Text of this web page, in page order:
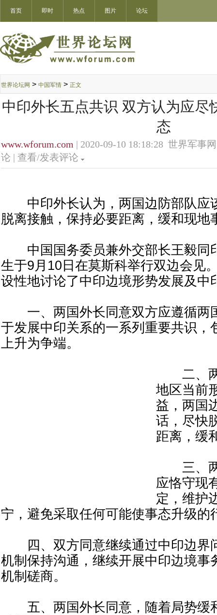
首页 即时 热点 图片 论坛
世界论坛网 > 中国军情 > 正文
中印外长五点共识 双方认为应尽
态
www.wforum.com | 2020-09-10 18:18:28 世界军事
论 | 查看/发表评论
中印外长认为，两国边防部队应
脱离接触，保持必要距离，缓和现地
中国国务委员兼外交部长王毅同
生于9月10日在莫斯科举行双边会见
设性地讨论了中印边境形势发展及中
一、两国外长同意双方应遵循两
于发展中印关系的一系列重要共识，
上升为争端。
二、两
地区当前
益，两国
话，尽快
距离，缓
三、两
应恪守现
定，维护
宁，避免采取任何可能使事态升级的
四、双方同意继续通过中印边界
机制保持沟通，继续开展中印边境事
机制磋商。
五、两国外长同意，随着局势缓